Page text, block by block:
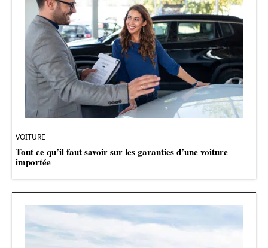
VOITURE
Tout ce qu’il faut savoir sur les garanties d’une voiture
importée